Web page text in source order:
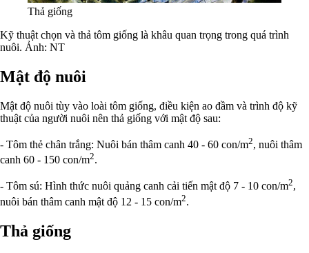
Thả giống
Kỹ thuật chọn và thả tôm giống là khâu quan trọng trong quá trình
nuôi. Ảnh: NT
Mật độ nuôi
Mật độ nuôi tùy vào loài tôm giống, điều kiện ao đầm và trình độ kỹ
thuật của người nuôi nên thả giống với mật độ sau:
- Tôm thẻ chân trắng: Nuôi bán thâm canh 40 - 60 con/m2, nuôi thâm
canh 60 - 150 con/m2.
- Tôm sú: Hình thức nuôi quảng canh cải tiến mật độ 7 - 10 con/m2,
nuôi bán thâm canh mật độ 12 - 15 con/m2.
Thả giống